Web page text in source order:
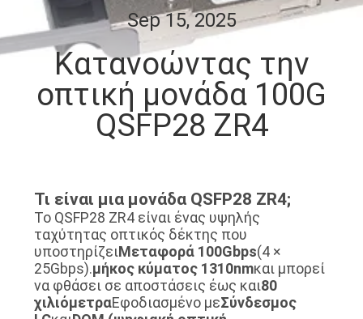
ΕΠΙΣΚΕΨΉ
ΕΡΓΟΣΤΑΣΊΟΥ
ΈΛΕΓΧΟΣ
ΠΟΙΌΤΗΤΑΣ
ΜΑΖΊ
ΜΑΣ
ΕΙΔΉΣΕΙΣ
Sep 15, 2025
Κατανοώντας την
οπτική μονάδα 100G
QSFP28 ZR4
Τι είναι μια μονάδα QSFP28 ZR4;
Το QSFP28 ZR4 είναι ένας υψηλής
ταχύτητας οπτικός δέκτης που
υποστηρίζειΜεταφορά 100Gbps(4 ×
25Gbps).μήκος κύματος 1310nmκαι μπορεί
να φθάσει σε αποστάσεις έως και80
χιλιόμετραΕφοδιασμένο μεΣύνδεσμος